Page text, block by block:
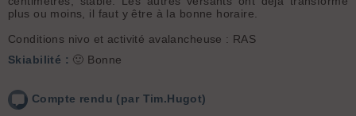
plus ou moins, il faut y être à la bonne horaire.
Conditions nivo et activité avalancheuse : RAS
Skiabilité : 🙂 Bonne
Compte rendu (par Tim.Hugot)